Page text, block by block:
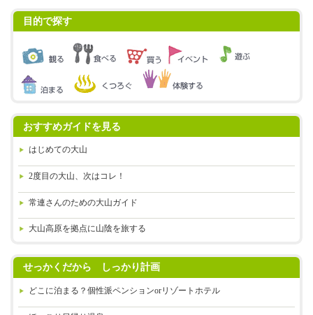
目的で探す
おすすめガイドを見る
はじめての大山
2度目の大山、次はコレ！
常連さんのための大山ガイド
大山高原を拠点に山陰を旅する
せっかくだから しっかり計画
どこに泊まる？個性派ペンションorリゾートホテル